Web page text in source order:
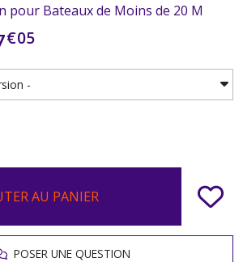
pour Bateaux de Moins de 20 M
€05
AU PANIER
POSER UNE QUESTION